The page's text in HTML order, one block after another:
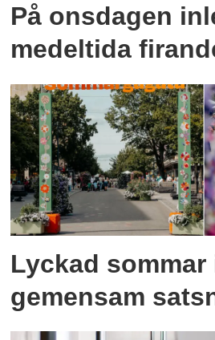
På onsdagen
medeltida
Lyckad
gemensam